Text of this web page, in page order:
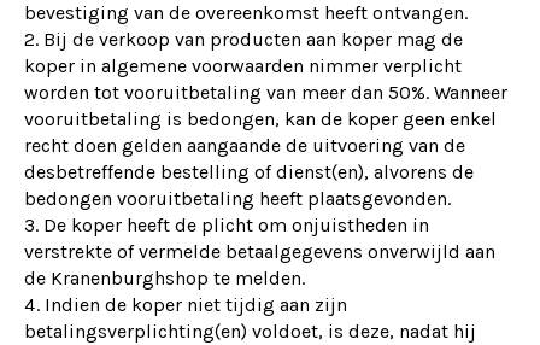
bevestiging van de overeenkomst heeft ontvangen.
Bij de verkoop van producten aan koper mag de
koper in algemene voorwaarden nimmer verplicht
worden tot vooruitbetaling van meer dan 50%. Wanneer
vooruitbetaling is bedongen, kan de koper geen enkel
recht doen gelden aangaande de uitvoering van de
desbetreffende bestelling of dienst(en), alvorens de
bedongen vooruitbetaling heeft plaatsgevonden.
De koper heeft de plicht om onjuistheden in
verstrekte of vermelde betaalgegevens onverwijld aan
de Kranenburghshop te melden.
Indien de koper niet tijdig aan zijn
betalingsverplichting(en) voldoet, is deze, nadat hij